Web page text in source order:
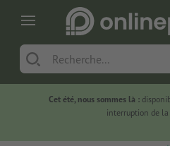
Cet été, nous sommes là :
interruption de la